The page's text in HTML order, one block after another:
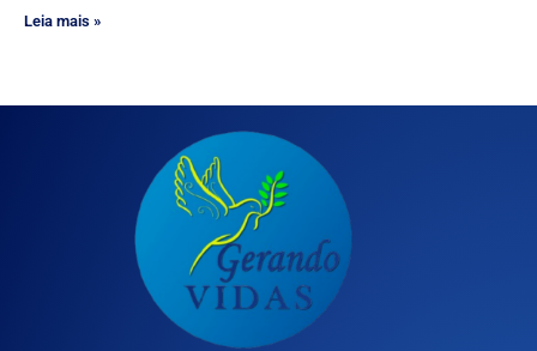
Leia mais »